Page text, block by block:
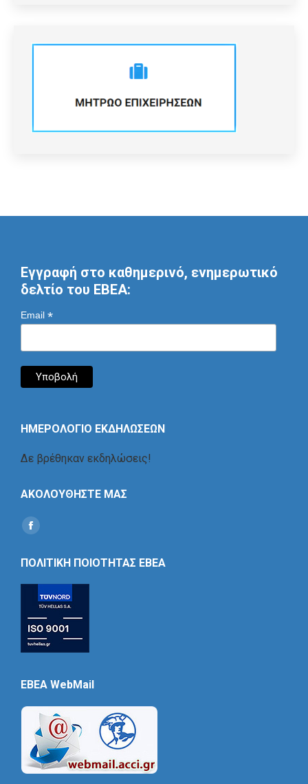
Εγγραφή στο καθημερινό, ενημερωτικό
δελτίο του ΕΒΕΑ:
Email *
ΗΜΕΡΟΛΟΓΙΟ ΕΚΔΗΛΩΣΕΩΝ
Δε βρέθηκαν εκδηλώσεις!
ΑΚΟΛΟΥΘΗΣΤΕ ΜΑΣ
Find us on:
Social
ΠΟΛΙΤΙΚΗ ΠΟΙΟΤΗΤΑΣ ΕΒΕΑ
EBEA WebMail